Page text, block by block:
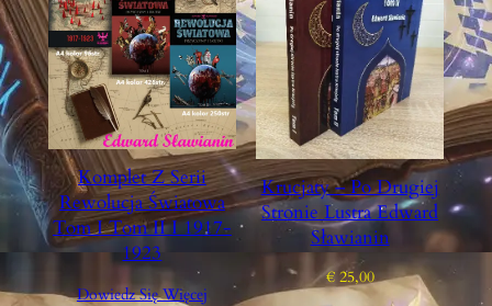
Komplet Z Serii
Rewolucja Światowa
Tom I Tom II I 1917-
1923
Dowiedz Się Więcej
Krucjaty – Po Drugiej
Stronie Lustra Edward
Sławianin
€25,00